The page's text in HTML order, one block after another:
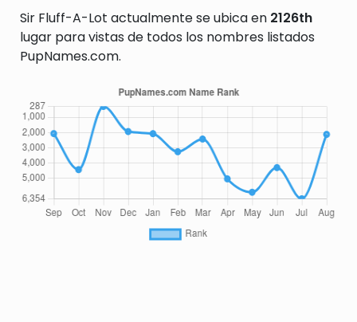
Sir Fluff-A-Lot actualmente se ubica en 2126th
lugar para vistas de todos los nombres listados
PupNames.com.